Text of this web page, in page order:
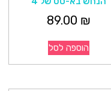
89.00 ₪
הוספה לסל